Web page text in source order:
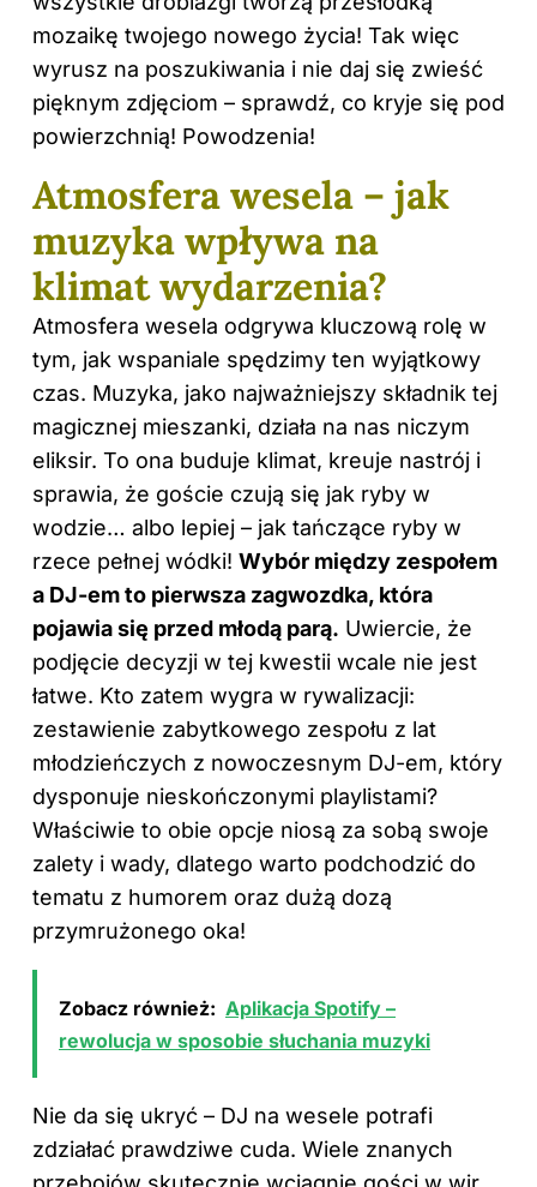
mozaikę twojego nowego życia! Tak więc
wyrusz na poszukiwania i nie daj się zwieść
pięknym zdjęciom – sprawdź, co kryje się pod
powierzchnią! Powodzenia!
Atmosfera wesela – jak
muzyka wpływa na
klimat wydarzenia?
Atmosfera wesela odgrywa kluczową rolę w
tym, jak wspaniale spędzimy ten wyjątkowy
czas. Muzyka, jako najważniejszy składnik tej
magicznej mieszanki, działa na nas niczym
eliksir. To ona buduje klimat, kreuje nastrój i
sprawia, że goście czują się jak ryby w
wodzie… albo lepiej – jak tańczące ryby w
rzece pełnej wódki! Wybór między zespołem
a DJ-em to pierwsza zagwozdka, która
pojawia się przed młodą parą. Uwiercie, że
podjęcie decyzji w tej kwestii wcale nie jest
łatwe. Kto zatem wygra w rywalizacji:
zestawienie zabytkowego zespołu z lat
młodzieńczych z nowoczesnym DJ-em, który
dysponuje nieskończonymi playlistami?
Właściwie to obie opcje niosą za sobą swoje
zalety i wady, dlatego warto podchodzić do
tematu z humorem oraz dużą dozą
przymrużonego oka!
Zobacz również: Aplikacja Spotify –
rewolucja w sposobie słuchania muzyki
Nie da się ukryć – DJ na wesele potrafi
zdziałać prawdziwe cuda. Wiele znanych